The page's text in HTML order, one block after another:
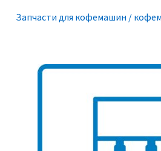
Запчасти для кофемашин /